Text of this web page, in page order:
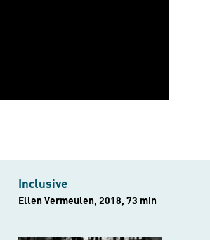
Inclusive
Ellen Vermeulen, 2018, 73 min